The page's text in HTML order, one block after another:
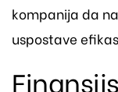
kompanija da
uspostave